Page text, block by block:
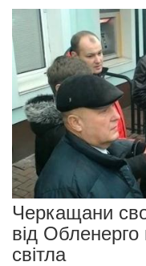
Черкащани
від Обленерго
світла